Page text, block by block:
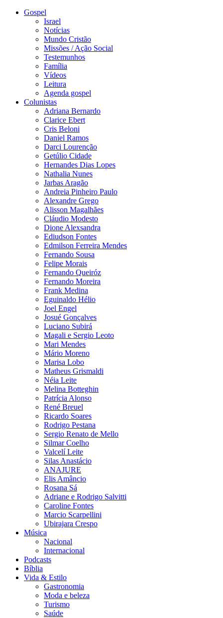
Gospel
Israel
Notícias
Mundo Cristão
Missões / Ação Social
Testemunhos
Família
Vídeos
Leitura
Agenda gospel
Colunistas
Adriana Bernardo
Clarice Ebert
Cris Beloni
Daniel Ramos
Darci Lourenção
Getúlio Cidade
Hernandes Dias Lopes
Nathalia Nunes
Jarbas Aragão
Andreia Pinheiro Paulo
Alexandre Grego
Alisson Magalhães
Cláudio Modesto
Dione Alexsandra
Ediudson Fontes
Edmilson Ferreira Mendes
Fernando Sousa
Felipe Morais
Fernando Queiróz
Fernando Moreira
Frank Medina
Eguinaldo Hélio
Joel Engel
Josué Gonçalves
Luciano Subirá
Magali e Sergio Leoto
Mari Mendes
Mário Moreno
Marisa Lobo
Matheus Grismaldi
Néia Leite
Melina Botteghin
Patrícia Alonso
René Breuel
Ricardo Soares
Rodrigo Pestana
Sergio Renato de Mello
Silmar Coelho
Valcelí Leite
Silas Anastácio
ANAJURE
Elis Amâncio
Rosana Sá
Adriane e Rodrigo Salvitti
Caroline Fontes
Marcio Scarpellini
Ubirajara Crespo
Música
Nacional
Internacional
Podcasts
Bíblia
Vida & Estilo
Gastronomia
Moda e beleza
Turismo
Saúde